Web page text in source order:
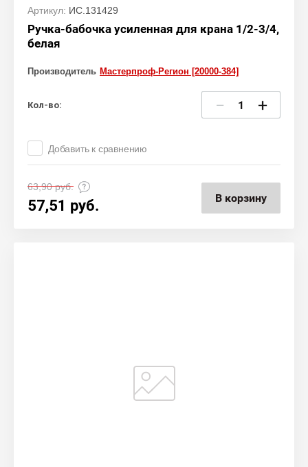
Артикул: ИС.131429
Ручка-бабочка усиленная для крана 1/2-3/4,
белая
Производитель Мастерпроф-Регион [20000-384]
Кол-во: − +
Добавить к сравнению
63,90руб.
57,51 руб. В корзину